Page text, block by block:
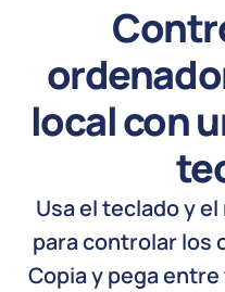
local con
Usa el teclado y
para controlar los
Copia y pega